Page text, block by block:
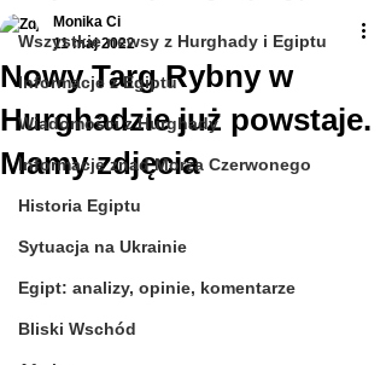
Wszystkie newsy z Hurghady i Egiptu
Informacje z Egiptu
Wiadomości z Hurghady
Informacje znad Morza Czerwonego
Historia Egiptu
Sytuacja na Ukrainie
Egipt: analizy, opinie, komentarze
Bliski Wschód
Nowy Targ Rybny w
Hurghadzie już powstaje.
Mamy zdjęcia
Monika Ci
11 maj 2022